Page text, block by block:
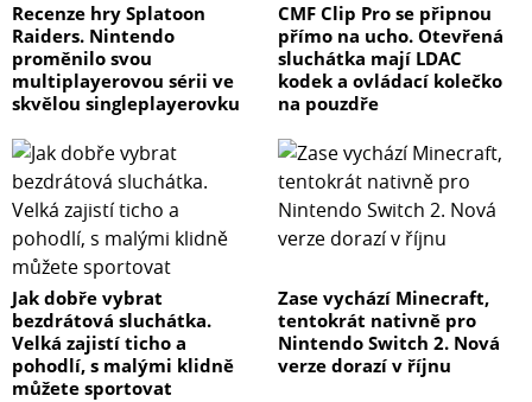
Recenze hry Splatoon
Raiders. Nintendo
proměnilo svou
multiplayerovou sérii ve
skvělou singleplayerovku
CMF Clip Pro se připnou
přímo na ucho. Otevřená
sluchátka mají LDAC
kodek a ovládací kolečko
na pouzdře
Jak dobře vybrat
bezdrátová sluchátka.
Velká zajistí ticho a
pohodlí, s malými klidně
můžete sportovat
Zase vychází Minecraft,
tentokrát nativně pro
Nintendo Switch 2. Nová
verze dorazí v říjnu